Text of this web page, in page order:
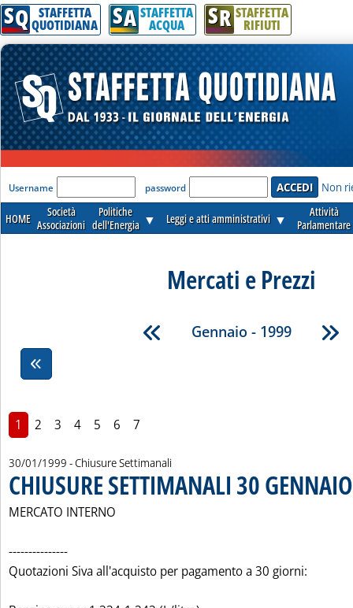
SQ STAFFETTA
QUOTIDIANA SA STAFFETTA
ACQUA SR STAFFETTA
RIFIUTI
'Modulo Login per accedere'
Username password Non
HOME
Società
Associazioni
Politiche
dell'Energia ▼ Leggi e atti amministrativi ▼
Attività
Parlamentare
Mercati e Prezzi
Gennaio - 1999
1 2 3 4 5 6 7
30/01/1999 - Chiusure Settimanali
CHIUSURE SETTIMANALI 30
MERCATO INTERNO
---------------
Quotazioni Siva all'acquisto per pagamento a 30 giorni: